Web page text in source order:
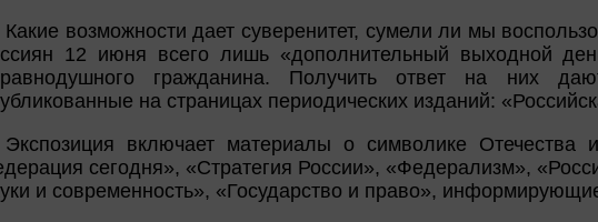
Какие возможности дает суверенитет, сумели ли мы
12 июня всего лишь «дополнительный выходной
гражданина. Получить ответ на них
на страницах периодических изданий:
Экспозиция включает материалы о символике Отечества
сегодня», «Стратегия России», «Федерализм»,
и современность», «Государство и право»,